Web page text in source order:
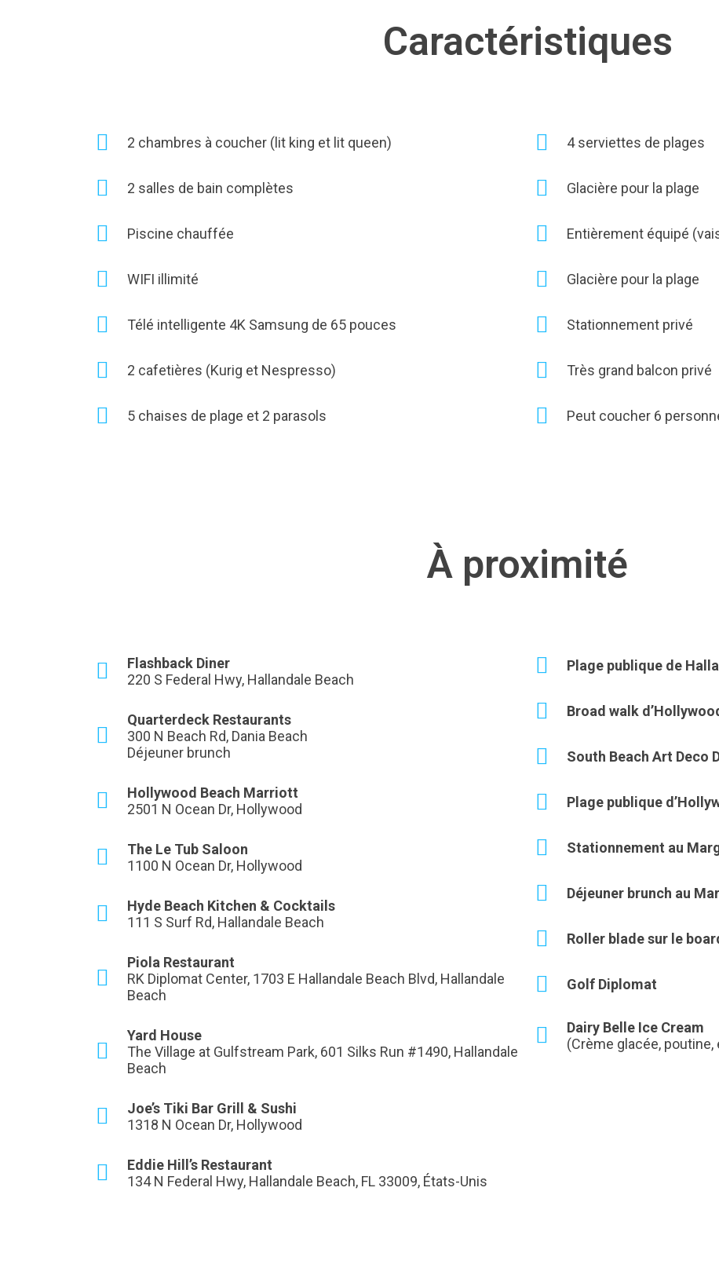
Caractéristiques
2 chambres à coucher (lit king et lit queen)
2 salles de bain complètes
Piscine chauffée
WIFI illimité
Télé intelligente 4K Samsung de 65 pouces
2 cafetières (Kurig et Nespresso)
5 chaises de plage et 2 parasols
4 serviettes de plages
Glacière pour la plage
Entièrement équipé
Glacière pour la plage
Stationnement privé
Très grand balcon privé
Peut coucher 6
À proximité
Flashback Diner
220 S Federal Hwy, Hallandale Beach
Quarterdeck Restaurants
300 N Beach Rd, Dania Beach
Déjeuner brunch
Hollywood Beach Marriott
2501 N Ocean Dr, Hollywood
The Le Tub Saloon
1100 N Ocean Dr, Hollywood
Hyde Beach Kitchen & Cocktails
111 S Surf Rd, Hallandale Beach
Piola Restaurant
RK Diplomat Center, 1703 E Hallandale Beach Blvd, Hallandale
Beach
Yard House
The Village at Gulfstream Park, 601 Silks Run #1490, Hallandale
Beach
Joe’s Tiki Bar Grill & Sushi
1318 N Ocean Dr, Hollywood
Eddie Hill’s Restaurant
134 N Federal Hwy, Hallandale Beach, FL 33009, États-Unis
Plage publique de
Broad walk
South Beach Art Deco
Plage publique
Stationnement au
Déjeuner brunch au
Roller blade sur le
Golf Diplomat
Dairy Belle Ice Cream
(Crème glacée, poutine,